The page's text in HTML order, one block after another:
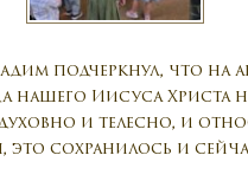
подчеркнул, что на
Иисуса Христа
и телесно, и
сохранилось и